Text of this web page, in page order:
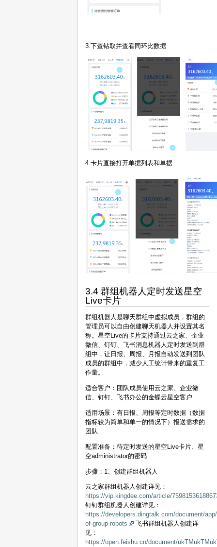
3.下查钻取并查看同环比数据
4.卡片直接打开单据列表和单据
3.4 群组机器人定时发送星空
Live卡片
群组机器人是聊天群组中虚拟成员，群组的
管理员可以自由创建聊天机器人并设置其名
称。星空Live的卡片支持通过云之家、企业
微信、钉钉、飞书消息机器人定时发送到群
组中，让日报、周报、月报自动发送到团队
成员的群组中，减少人工统计带来的重复工
作量。
适合客户：团队成员使用云之家、企业微
信、钉钉、飞书办公的金蝶云星空客户
适用场景：有日报、周报等定时数据（数据
指标较为简单和单一的情况下）报送需求的
团队
配置准备：待定时发送的星空Live卡片、星
空administrator的密码
步骤：1、创建群组机器人
云之家群组机器人创建详见：
https://vip.kingdee.com/article/
钉钉群组机器人创建详见：
https://developers.dingtalk.com/document/
of-group-robots
飞书群组机器人创建详
见：
https://open.feishu.cn/document/